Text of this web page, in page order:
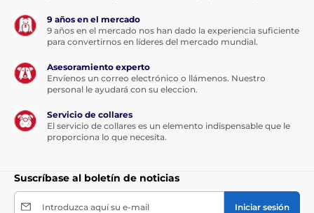
9 años en el mercado
9 años en el mercado nos han dado la experiencia suficiente
para convertirnos en líderes del mercado mundial.
Asesoramiento experto
Envíenos un correo electrónico o llámenos. Nuestro
personal le ayudará con su eleccion.
Servicio de collares
El servicio de collares es un elemento indispensable que le
proporciona lo que necesita.
Suscríbase al boletín de noticias
Introduzca aquí su e-mail Iniciar sesión